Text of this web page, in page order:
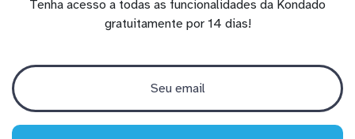
Tenha acesso a todas as funcionalidades da Kondado
gratuitamente por 14 dias!